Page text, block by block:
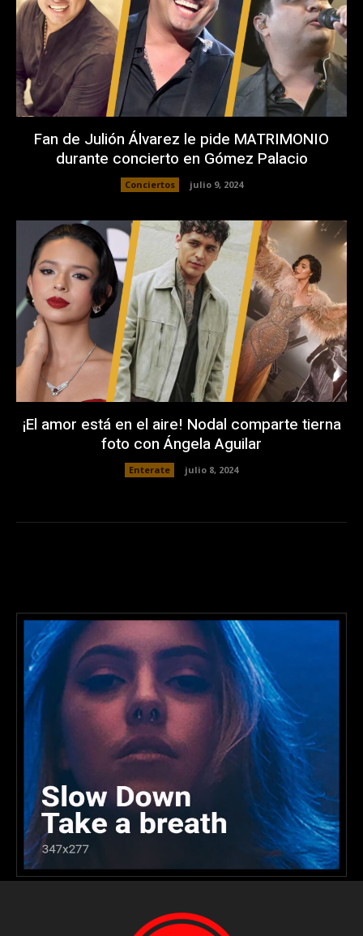
Fan de Julión Álvarez le pide MATRIMONIO
durante concierto en Gómez Palacio
Conciertos julio 9, 2024
¡El amor está en el aire! Nodal comparte tierna
foto con Ángela Aguilar
Enterate julio 8, 2024